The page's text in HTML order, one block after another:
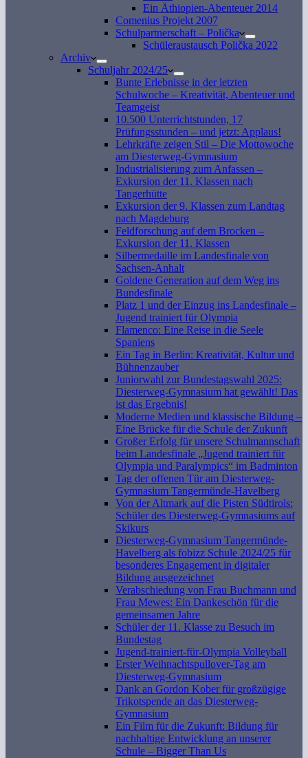
Ein Äthiopien-Abenteuer 2014
Comenius Projekt 2007
Schulpartnerschaft – Polička
Schüleraustausch Polička 2022
Archiv
Schuljahr 2024/25
Bunte Erlebnisse in der letzten
Schulwoche – Kreativität, Abenteuer und
Teamgeist
10.500 Unterrichtstunden, 17
Prüfungsstunden – und jetzt: Applaus!
Lehrkräfte zeigen Stil – Die Mottowoche
am Diesterweg-Gymnasium
Industrialisierung zum Anfassen –
Exkursion der 11. Klassen nach
Tangerhütte
Exkursion der 9. Klassen zum Landtag
nach Magdeburg
Feldforschung auf dem Brocken –
Exkursion der 11. Klassen
Silbermedaille im Landesfinale von
Sachsen-Anhalt
Goldene Generation auf dem Weg ins
Bundesfinale
Platz 1 und der Einzug ins Landesfinale –
Jugend trainiert für Olympia
Flamenco: Eine Reise in die Seele
Spaniens
Ein Tag in Berlin: Kreativität, Kultur und
Bühnenzauber
Juniorwahl zur Bundestagswahl 2025:
Diesterweg-Gymnasium hat gewählt! Das
ist das Ergebnis!
Moderne Medien und klassische Bildung –
Eine Brücke für die Schule der Zukunft
Großer Erfolg für unsere Schulmannschaft
beim Landesfinale „Jugend trainiert für
Olympia und Paralympics“ im Badminton
Tag der offenen Tür am Diesterweg-
Gymnasium Tangermünde-Havelberg
Von der Altmark auf die Pisten Südtirols:
Schüler des Diesterweg-Gymnasiums auf
Skikurs
Diesterweg-Gymnasium Tangermünde-
Havelberg als fobizz Schule 2024/25 für
besonderes Engagement in digitaler
Bildung ausgezeichnet
Verabschiedung von Frau Buchmann und
Frau Mewes: Ein Dankeschön für die
gemeinsamen Jahre
Schüler der 11. Klasse zu Besuch im
Bundestag
Jugend-trainiert-für-Olympia Volleyball
Erster Weihnachtspullover-Tag am
Diesterweg-Gymnasium
Dank an Gordon Kober für großzügige
Trikotspende an das Diesterweg-
Gymnasium
Ein Film für die Zukunft: Bildung für
nachhaltige Entwicklung an unserer
Schule – Bigger Than Us